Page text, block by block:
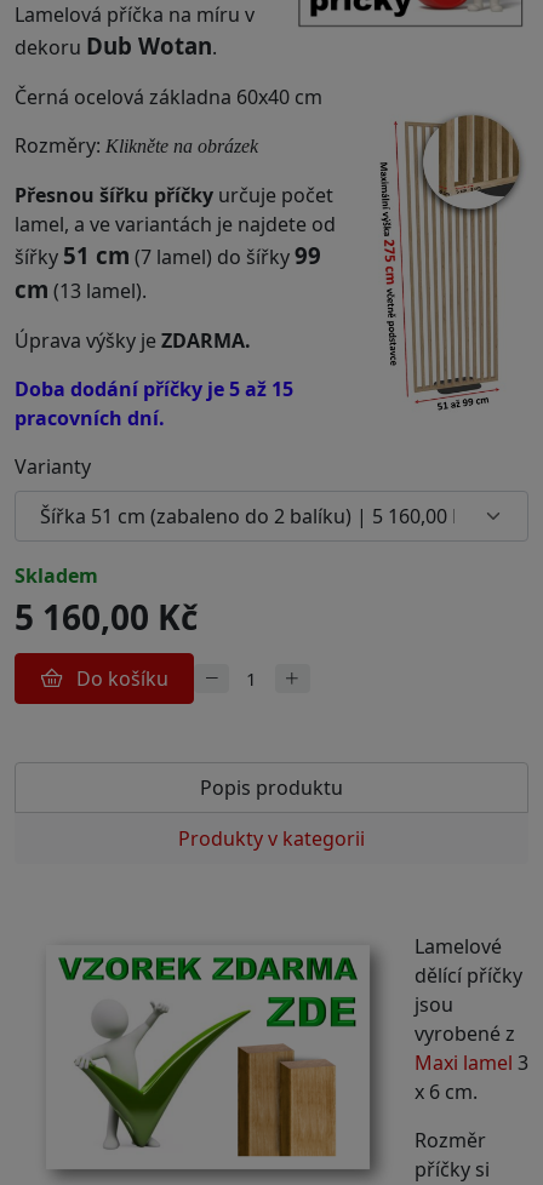
Lamelová příčka na míru v
dekoru Dub Wotan.
Černá ocelová základna 60x40 cm
Rozměry: Klikněte na obrázek
Přesnou šířku příčky určuje počet
lamel, a ve variantách je najdete od
šířky 51 cm (7 lamel) do šířky99
cm (13 lamel).
Úprava výšky je ZDARMA.
Doba dodání příčky je 5 až 15
pracovních dní.
Varianty
skladem
5 160,00 Kč
Do košíku
Popis produktu
Produkty v kategorii
Lamelové
dělící příčky
jsou
vyrobené z
Maxi lamel 3
x 6 cm.
Rozměr
příčky si